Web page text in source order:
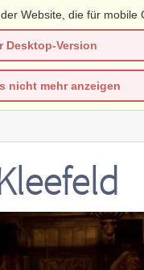
Website, die für mobile
Desktop-Version
nicht mehr anzeigen